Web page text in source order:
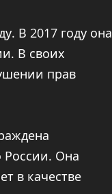
В 2017 году она
В своих
прав
России. Она
в качестве